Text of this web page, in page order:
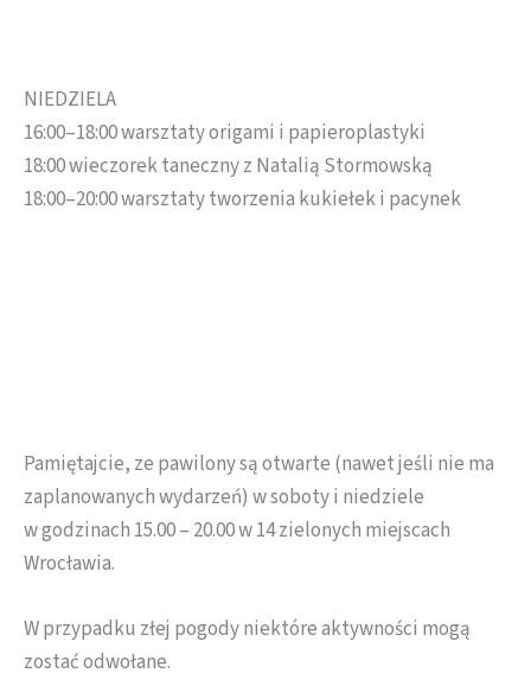
NIEDZIELA
16:00–18:00 warsztaty origami i papieroplastyki
18:00 wieczorek taneczny z Natalią Stormowską
18:00–20:00 warsztaty tworzenia kukiełek i pacynek
Pamiętajcie, ze pawilony są otwarte (nawet jeśli nie ma
zaplanowanych wydarzeń) w soboty i niedziele
w godzinach 15.00 – 20.00 w 14 zielonych miejscach
Wrocławia.
W przypadku złej pogody niektóre aktywności mogą
zostać odwołane.